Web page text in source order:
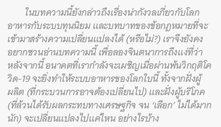
ในบทความนี้ยังกล่าวถึงเรื่องน่ากังวลเกี่ยวกับโลก
อาหารกับระบบทุนนิยม และบทบาทของข้อกฎหมายที่จะ
เข้ามาสร้างความเปลี่ยนแปลงได้ (หรือไม่?) เราจึงยังคง
อยากชวนอ่านบทความนี้ เพื่อลองจินตนาการถึงแง่ที่ว่า
หลังจากนี้ อนาคตที่เรากำลังจะเผชิญเมื่อผ่านพ้นวิกฤติโค
วิด-19 จะยิ่งทำให้ระบบอาหารของโลกใบนี้ ทั้งจากฝั่งผู้
ผลิต (ที่กระบวนการอาจต้องเปลี่ยนไป) และฝั่งผู้บริโภค
(ที่ล้วนได้รับผลกระทบทางเศรษฐกิจ จน ‘เลือก’ ไม่ได้มาก
นัก) จะเปลี่ยนแปลงไปแค่ไหน อย่างไรบ้าง